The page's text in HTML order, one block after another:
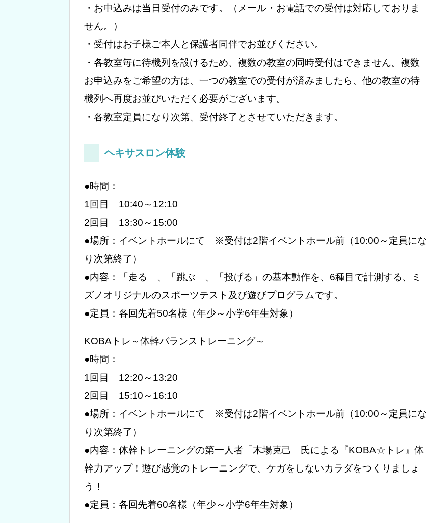
・お申込みは当日受付のみです。（メール・お電話での受付は対応しておりま
せん。）
・受付はお子様ご本人と保護者同伴でお並びください。
・各教室毎に待機列を設けるため、複数の教室の同時受付はできません。複数
お申込みをご希望の方は、一つの教室での受付が済みましたら、他の教室の待
機列へ再度お並びいただく必要がございます。
・各教室定員になり次第、受付終了とさせていただきます。
ヘキサスロン体験
●時間：
1回目 10:40～12:10
2回目 13:30～15:00
●場所：イベントホールにて ※受付は2階イベントホール前（10:00～定員にな
り次第終了）
●内容：「走る」、「跳ぶ」、「投げる」の基本動作を、6種目で計測する、ミ
ズノオリジナルのスポーツテスト及び遊びプログラムです。
●定員：各回先着50名様（年少～小学6年生対象）
KOBAトレ～体幹バランストレーニング～
●時間：
1回目 12:20～13:20
2回目 15:10～16:10
●場所：イベントホールにて ※受付は2階イベントホール前（10:00～定員にな
り次第終了）
●内容：体幹トレーニングの第一人者「木場克己」氏による『KOBA☆トレ』体
幹力アップ！遊び感覚のトレーニングで、ケガをしないカラダをつくりましょ
う！
●定員：各回先着60名様（年少～小学6年生対象）